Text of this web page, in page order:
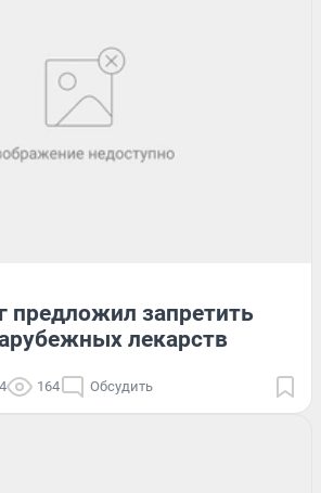
предложил запретить
лекарств
164 Обсудить